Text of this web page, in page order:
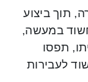
תוך ביצוע
במעשה,
בביתו, תפסו
לעבירות